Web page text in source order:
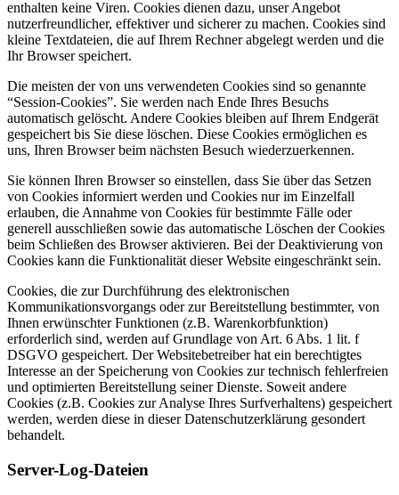
enthalten keine Viren. Cookies dienen dazu, unser Angebot
nutzerfreundlicher, effektiver und sicherer zu machen. Cookies sind
kleine Textdateien, die auf Ihrem Rechner abgelegt werden und die
Ihr Browser speichert.
Die meisten der von uns verwendeten Cookies sind so genannte
“Session-Cookies”. Sie werden nach Ende Ihres Besuchs
automatisch gelöscht. Andere Cookies bleiben auf Ihrem Endgerät
gespeichert bis Sie diese löschen. Diese Cookies ermöglichen es
uns, Ihren Browser beim nächsten Besuch wiederzuerkennen.
Sie können Ihren Browser so einstellen, dass Sie über das Setzen
von Cookies informiert werden und Cookies nur im Einzelfall
erlauben, die Annahme von Cookies für bestimmte Fälle oder
generell ausschließen sowie das automatische Löschen der Cookies
beim Schließen des Browser aktivieren. Bei der Deaktivierung von
Cookies kann die Funktionalität dieser Website eingeschränkt sein.
Cookies, die zur Durchführung des elektronischen
Kommunikationsvorgangs oder zur Bereitstellung bestimmter, von
Ihnen erwünschter Funktionen (z.B. Warenkorbfunktion)
erforderlich sind, werden auf Grundlage von Art. 6 Abs. 1 lit. f
DSGVO gespeichert. Der Websitebetreiber hat ein berechtigtes
Interesse an der Speicherung von Cookies zur technisch fehlerfreien
und optimierten Bereitstellung seiner Dienste. Soweit andere
Cookies (z.B. Cookies zur Analyse Ihres Surfverhaltens) gespeichert
werden, werden diese in dieser Datenschutzerklärung gesondert
behandelt.
Server-Log-Dateien